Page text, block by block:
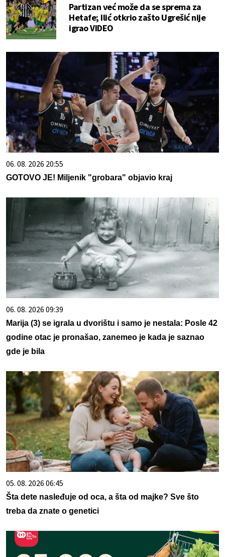
Partizan već može da se sprema za
Hetafe; Ilić otkrio zašto Ugrešić nije
igrao VIDEO
06. 08. 2026 20:55
GOTOVO JE! Miljenik "grobara" objavio kraj
06. 08. 2026 09:39
Marija (3) se igrala u dvorištu i samo je nestala: Posle 42
godine otac je pronašao, zanemeo je kada je saznao
gde je bila
05. 08. 2026 06:45
Šta dete nasleđuje od oca, a šta od majke? Sve što
treba da znate o genetici